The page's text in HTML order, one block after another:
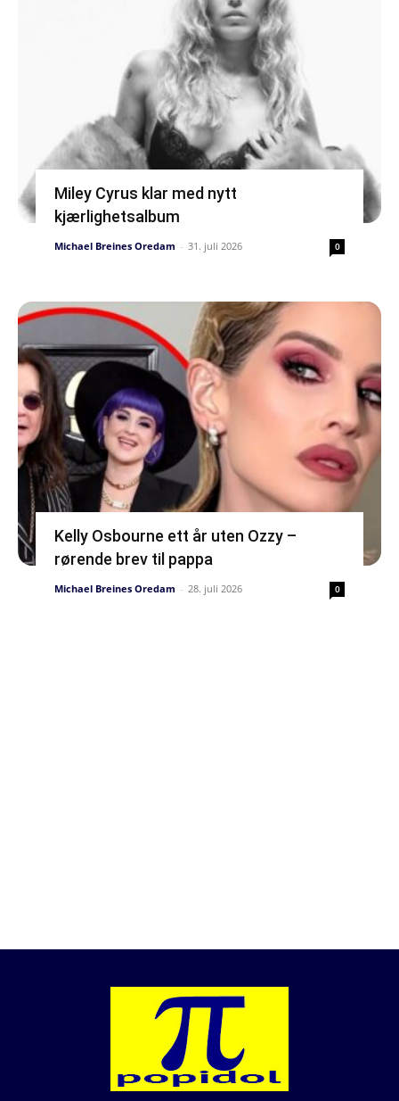
Miley Cyrus klar med nytt
kjærlighetsalbum
Michael Breines Oredam - 31. juli 2026 0
Kelly Osbourne ett år uten Ozzy –
rørende brev til pappa
Michael Breines Oredam - 28. juli 2026 0